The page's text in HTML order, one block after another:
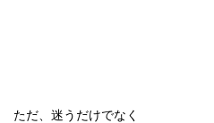
ただ、迷うだけでなく